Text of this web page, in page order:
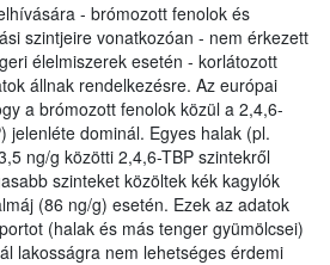
- brómozott fenolok és
szintjeire vonatkozóan - nem érkezett
élelmiszerek esetén - korlátozott
állnak rendelkezésre. Az európai
a brómozott fenolok közül a 2,4,6-
jelenléte dominál. Egyes halak (pl.
ng/g közötti 2,4,6-TBP szintekről
szinteket közöltek kék kagylók
(86 ng/g) esetén. Ezek az adatok
(halak és más tenger gyümölcsei)
lakosságra nem lehetséges érdemi